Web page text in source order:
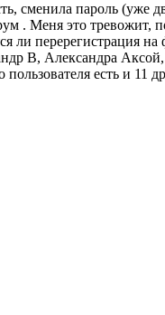
сменила пароль (уже
. Меня это тревожит,
ли перерегистрация
В, Александра Аксой,
пользователя есть и 11